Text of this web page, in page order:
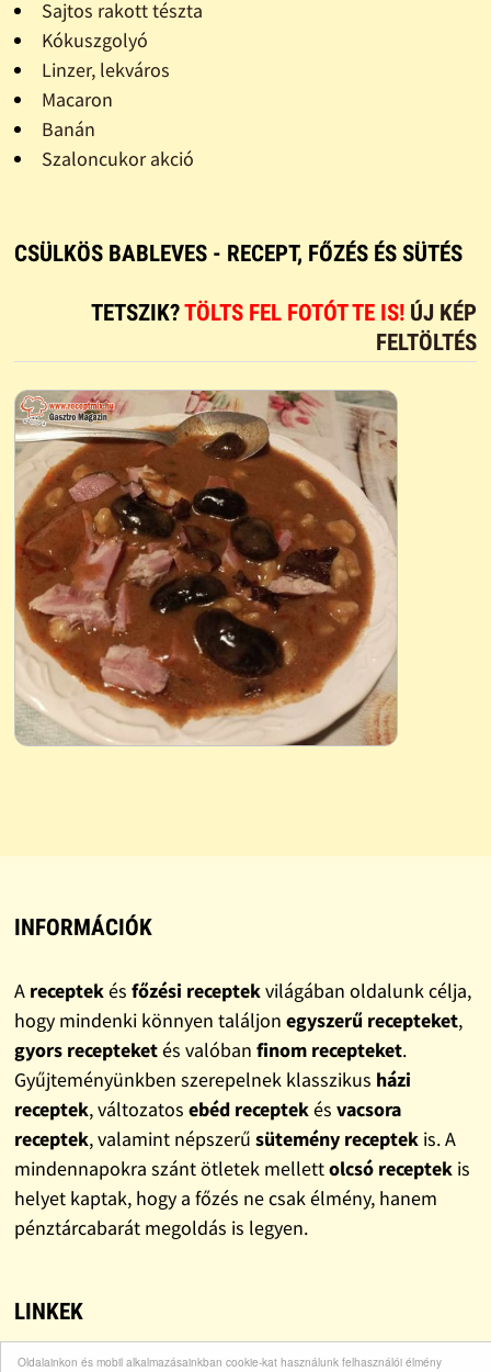
Oldalainkon és mobil alkalmazásainkban cookie-kat használunk felhasználói élmény
Sajtos rakott tészta
Kókuszgolyó
Linzer, lekváros
Macaron
Banán
Szaloncukor akció
CSÜLKÖS BABLEVES - RECEPT, FŐZÉS ÉS SÜTÉS
TETSZIK?TÖLTS FEL FOTÓT TE IS! ÚJ KÉP
FELTÖLTÉS
INFORMÁCIÓK
A receptekés főzési receptekvilágában oldalunk célja,
hogy mindenki könnyen találjon egyszerű recepteket,
gyors recepteketés valóban finom recepteket.
Gyűjteményünkben szerepelnek klasszikus házi
receptek, változatos ebéd receptekés vacsora
receptek, valamint népszerű sütemény receptekis. A
mindennapokra szánt ötletek mellettolcsó receptekis
helyet kaptak, hogy a főzés ne csak élmény, hanem
pénztárcabarát megoldás is legyen.
LINKEK